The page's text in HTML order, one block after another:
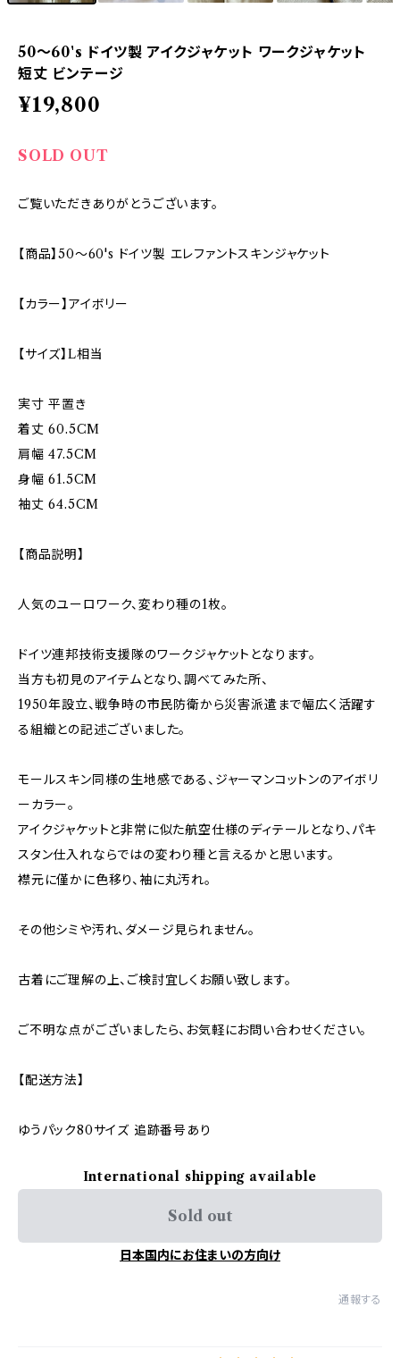
50〜60's ドイツ製 アイクジャケット ワークジャケット
短丈 ビンテージ
¥19,800
SOLD OUT
ご覧いただきありがとうございます。
【商品】50〜60's ドイツ製 エレファントスキンジャケット
【カラー】アイボリー
【サイズ】L相当
実寸 平置き
着丈 60.5CM
肩幅 47.5CM
身幅 61.5CM
袖丈 64.5CM
【商品説明】
人気のユーロワーク、変わり種の1枚。
ドイツ連邦技術支援隊のワークジャケットとなります。
当方も初見のアイテムとなり、調べてみた所、
1950年設立、戦争時の市民防衛から災害派遣まで幅広く活躍す
る組織との記述ございました。
モールスキン同様の生地感である、ジャーマンコットンのアイボリ
ーカラー。
アイクジャケットと非常に似た航空仕様のディテールとなり、パキ
スタン仕入れならではの変わり種と言えるかと思います。
襟元に僅かに色移り、袖に丸汚れ。
その他シミや汚れ、ダメージ見られません。
古着にご理解の上、ご検討宜しくお願い致します。
ご不明な点がございましたら、お気軽にお問い合わせください。
【配送方法】
ゆうパック80サイズ 追跡番号あり
International shipping available
Sold out
日本国内にお住まいの方向け
通報する